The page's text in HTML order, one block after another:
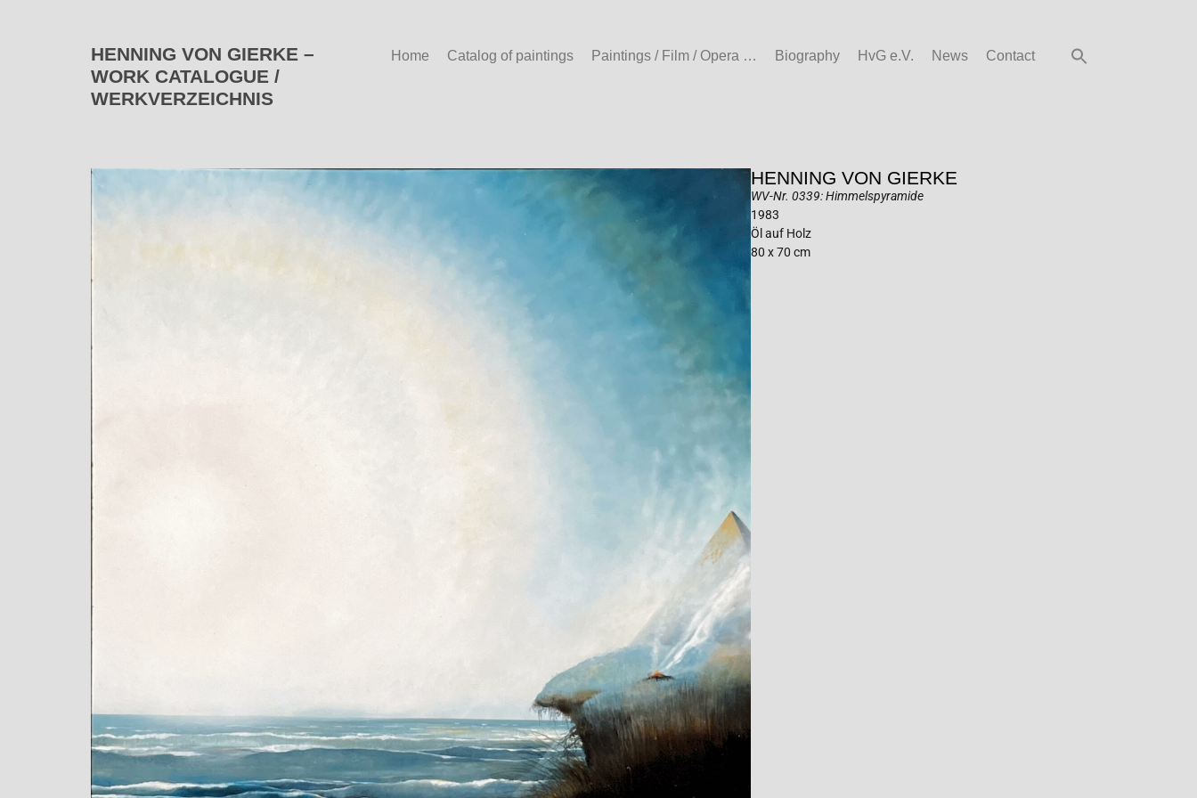
HENNING VON GIERKE –
WORK CATALOGUE /
WERKVERZEICHNIS
Home Catalog of paintings Paintings / Film / Opera … Biography HvG e.V. News Contact
HENNING VON GIERKE
WV-Nr. 0339: Himmelspyramide
1983
Öl auf Holz
80 x 70 cm